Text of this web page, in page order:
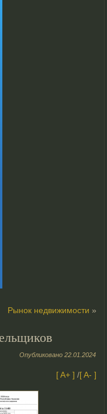
Рынок недвижимости »
Опубликовано 22.01.2024
[ A+ ] /[ A- ]